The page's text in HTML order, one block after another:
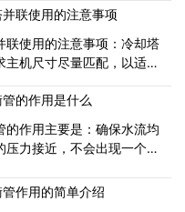
联使用的注意事项
联使用的注意事项：冷却塔
主机尺寸尽量匹配，以适应
但此时连接冷凝器、水泵
的作用是什么
的作用主要是：确保水流均
压力接近，不会出现一个水
作用的简单介绍